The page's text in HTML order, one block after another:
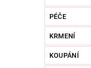
PÉČE
KRMENÍ
KOUPÁNÍ